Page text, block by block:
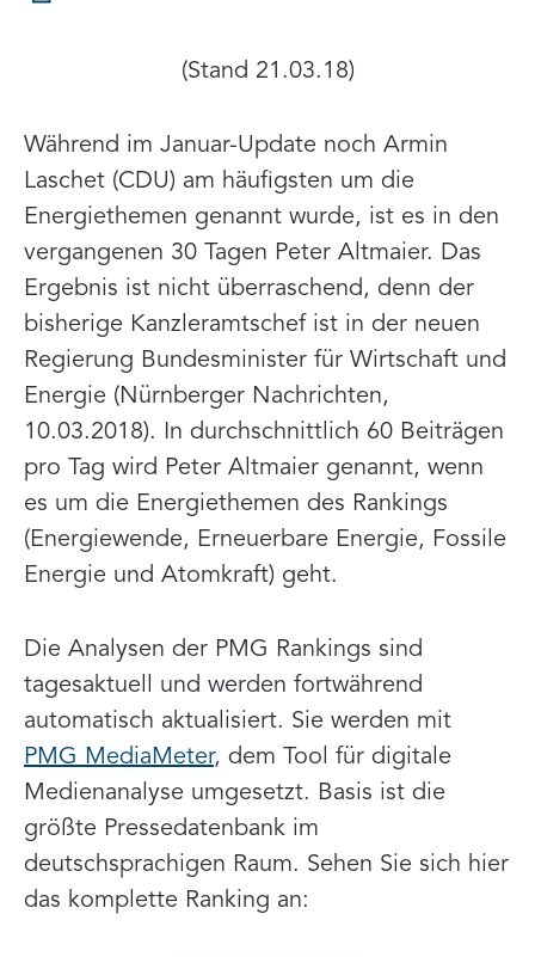
(Stand 21.03.18)
Während im Januar-Update noch Armin
Laschet (CDU) am häufigsten um die
Energiethemen genannt wurde, ist es in den
vergangenen 30 Tagen Peter Altmaier. Das
Ergebnis ist nicht überraschend, denn der
bisherige Kanzleramtschef ist in der neuen
Regierung Bundesminister für Wirtschaft und
Energie (Nürnberger Nachrichten,
10.03.2018). In durchschnittlich 60 Beiträgen
pro Tag wird Peter Altmaier genannt, wenn
es um die Energiethemen des Rankings
(Energiewende, Erneuerbare Energie, Fossile
Energie und Atomkraft) geht.
Die Analysen der PMG Rankings sind
tagesaktuell und werden fortwährend
automatisch aktualisiert. Sie werden mit
PMG MediaMeter, dem Tool für digitale
Medienanalyse umgesetzt. Basis ist die
größte Pressedatenbank im
deutschsprachigen Raum. Sehen Sie sich hier
das komplette Ranking an: